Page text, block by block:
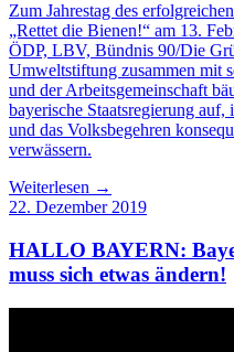
Zum Jahrestag des
„Rettet die Bienen!“ am 13.
ÖDP, LBV, Bündnis 90/Die
Umweltstiftung zusammen mit
und der Arbeitsgemeinschaft
bayerische Staatsregierung
und das Volksbegehren
verwässern.
Weiterlesen →
22. Dezember 2019
HALLO BAYERN:
muss sich etwas ändern!